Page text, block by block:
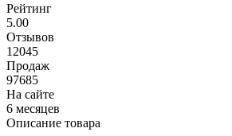
Рейтинг
5.00
Отзывов
12045
Продаж
97685
На сайте
6 месяцев
Описание товара